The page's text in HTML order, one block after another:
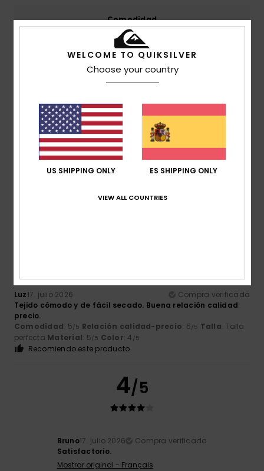
Comodidad
4.8
Relación calidad-precio
Talla
Demasiado pequeño
Demasiado grande
Material
Luz17. julio 2026
Compra verificada
Tejido cómodo y de fácil secado. Buena relación calidad
precio.
Comodidad: 5/5 Relación calidad-precio: 5/5 Talla: Talla
perfecta Material: 5/5 Color: 4 /5
Recomiendo este producto
4/5
Bruno17. julio 2026
Compra verificada
Satisfactorio.
Mostrar original - Français
WELCOME TO QUIKSILVER
Choose your country
US SHIPPING ONLY ES SHIPPING ONLY
VIEW ALL COUNTRIES